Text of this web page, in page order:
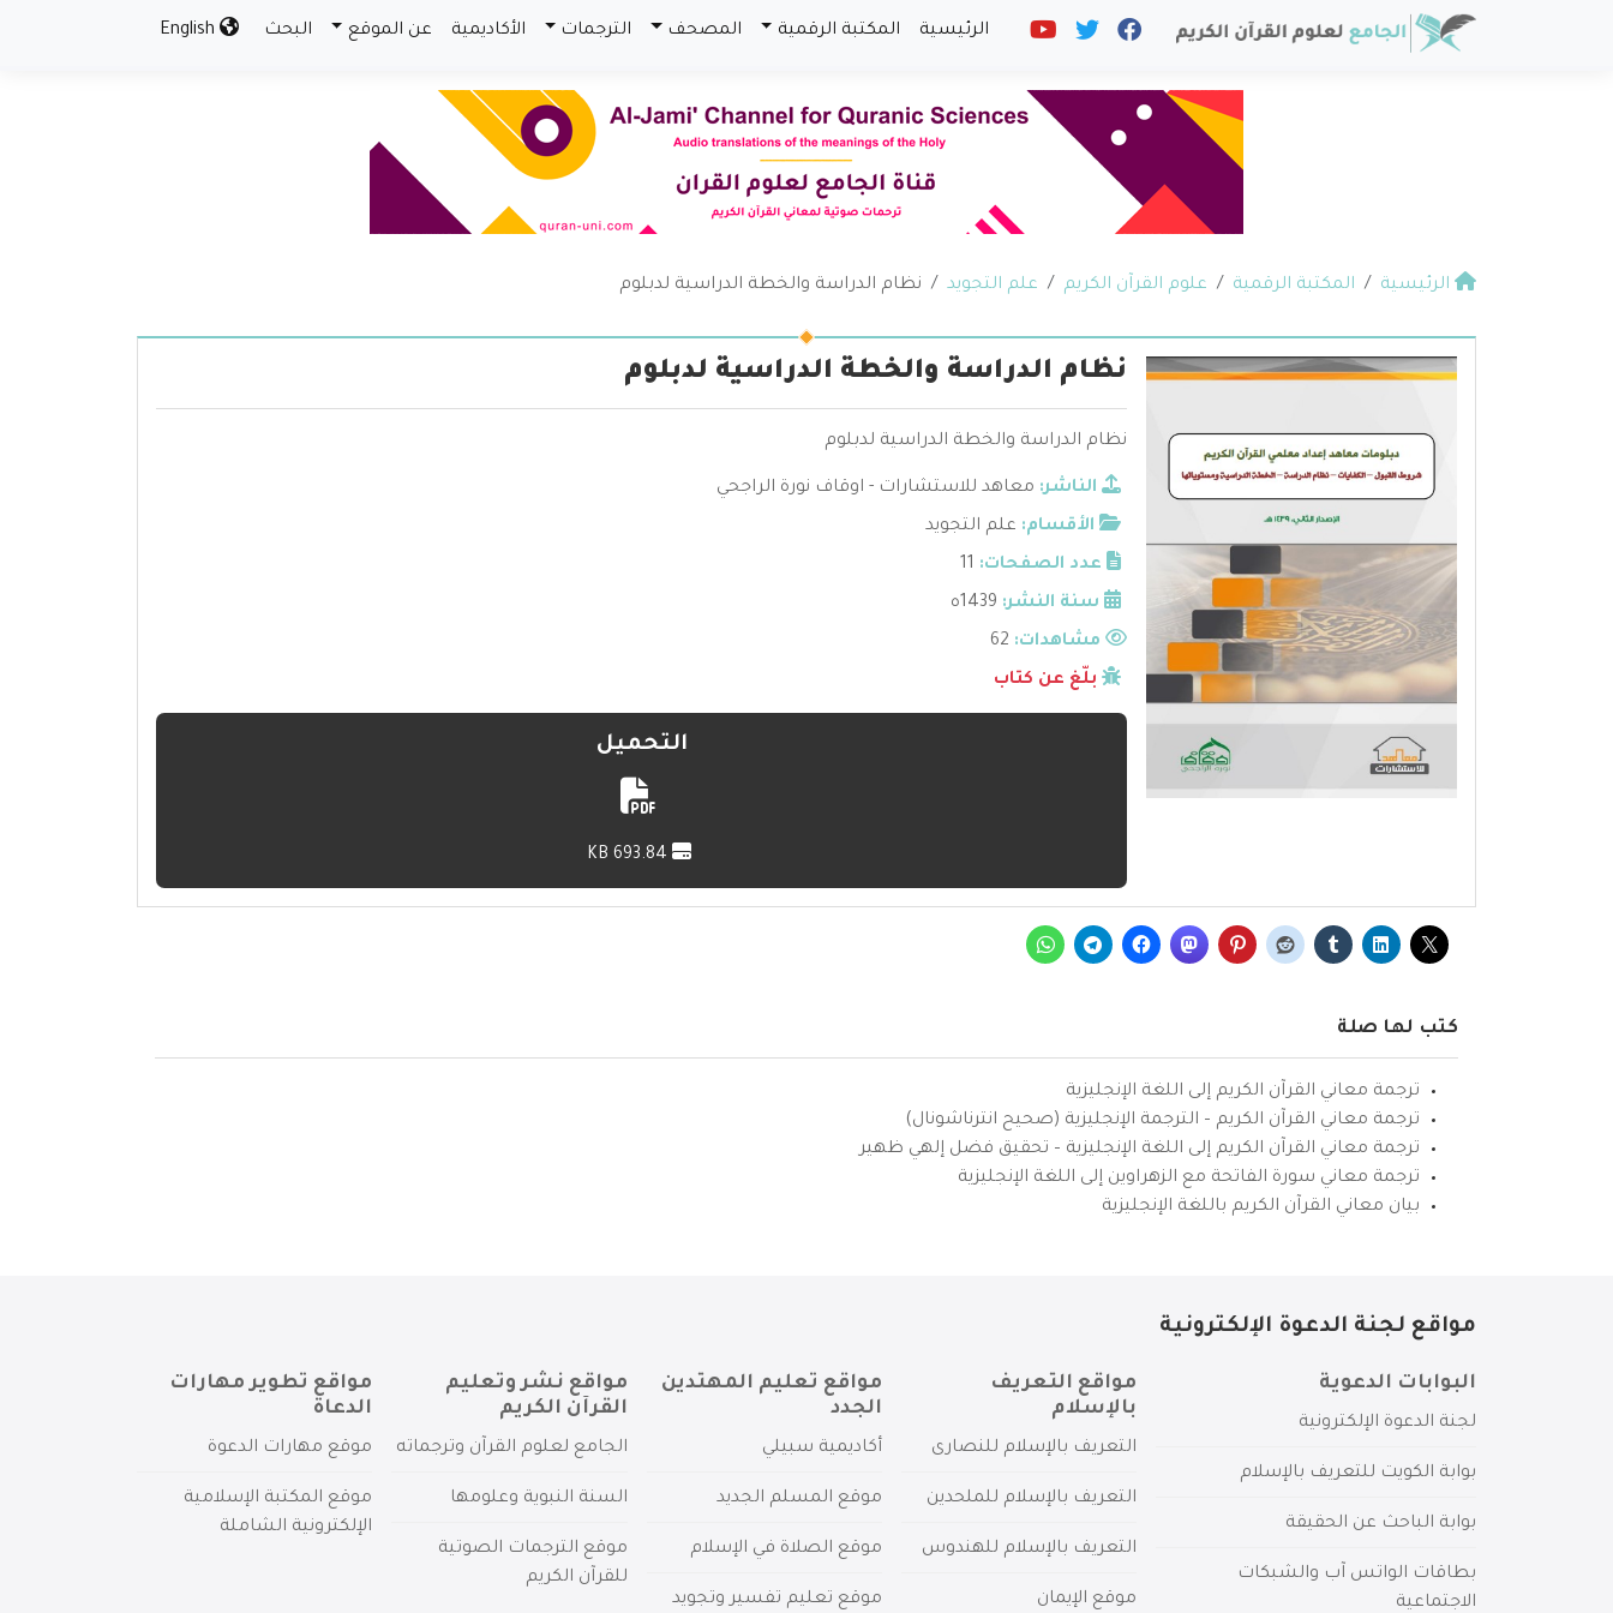
الرئيسية المكتبة الرقمية المصحف الترجمات الأكاديمية عن الموقع البحث
الرئيسية المكتبة الرقمية علوم القرآن الكريم علم التجويد نظام الدراسة والخطة الدراسية لدبلوم
نظام الدراسة والخطة الدراسية لدبلوم
نظام الدراسة والخطة الدراسية لدبلوم
الناشر: معاهد للاستشارات - اوقاف نورة الراجحي
الأقسام: علم التجويد
عدد الصفحات: 11
سنة النشر: 1439ه
مشاهدات:
بلّغ عن كتاب
التحميل
كتب لها صلة
ترجمة معاني القرآن الكريم إلى اللغة الإنجليزية
ترجمة معاني القرآن الكريم – الترجمة الإنجليزية (صحيح انترناشونال)
ترجمة معاني القرآن الكريم إلى اللغة الإنجليزية – تحقيق فضل إلهي ظهير
ترجمة معاني سورة الفاتحة مع الزهراوين إلى اللغة الإنجليزية
بيان معاني القرآن الكريم باللغة الإنجليزية
مواقع لجنة الدعوة الإلكترونية
البوابات الدعوية
لجنة الدعوة الإلكترونية
بوابة الكويت للتعريف بالإسلام
بوابة الباحث عن الحقيقة
بطاقات الواتس آب والشبكات
الاجتماعية
مواقع التعريف
بالإسلام
التعريف بالإسلام للنصارى
التعريف بالإسلام للملحدين
التعريف بالإسلام للهندوس
موقع الإيمان
مواقع تعليم المهتدين
الجدد
أكاديمية سبيلي
موقع المسلم الجديد
موقع الصلاة في الإسلام
موقع تعليم تفسير وتجويد
مواقع نشر وتعليم
القرآن الكريم
الجامع لعلوم القرآن وترجماته
السنة النبوية وعلومها
موقع الترجمات الصوتية
للقرآن الكريم
مواقع تطوير مهارات
الدعاة
موقع مهارات الدعوة
موقع المكتبة الإسلامية
الإلكترونية الشاملة